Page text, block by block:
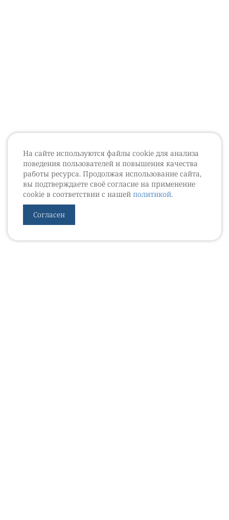
На сайте используются файлы cookie для анализа
поведения пользователей и повышения качества
работы ресурса. Продолжая использование сайта,
вы подтверждаете своё согласие на применение
cookie в соответствии с нашей политикой.
Согласен